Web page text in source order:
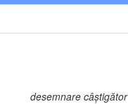
desemnare câștigător